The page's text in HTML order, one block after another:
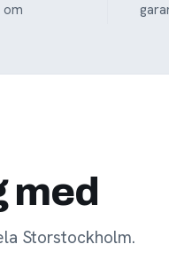
om
med
Storstockholm.